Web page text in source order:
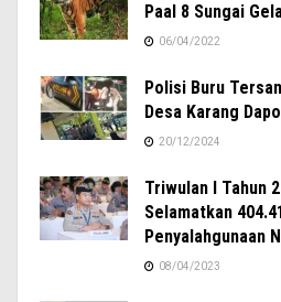
Paal 8 Sungai
06/04/2022
Polisi Buru
Desa Karang Dapo
20/12/2024
Triwulan I Tahun
Selamatkan
Penyalahgunaan
08/04/2023